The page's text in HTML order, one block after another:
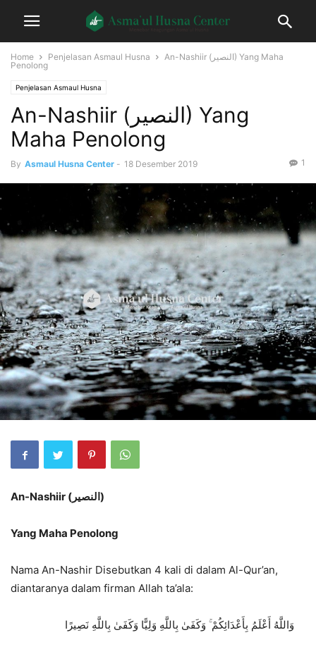
Home Penjelasan Asmaul Husna
An-Nashiir (النصير) Yang Maha
Penolong
Penjelasan Asmaul Husna
An-Nashiir (النصير) Yang
Maha Penolong
By Asmaul Husna Center - 18 Desember 2019 1
An-Nashiir ( النصير)
Yang Maha Penolong
Nama An-Nashir Disebutkan 4 kali di dalam Al-Qur’an,
diantaranya dalam firman Allah ta’ala: